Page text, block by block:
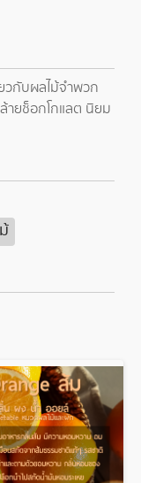
วกับผลไม้จำพวก
ายช็อกโกแลต นิยม